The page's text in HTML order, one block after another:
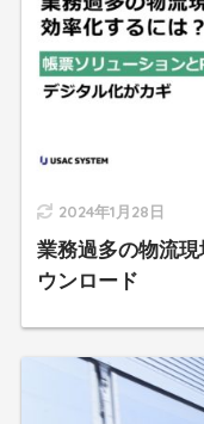
2024年1月28日
業務過多の物流
ウンロード